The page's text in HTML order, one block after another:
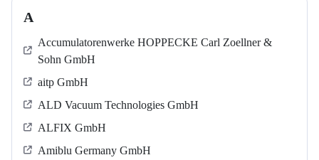
A
Accumulatorenwerke HOPPECKE Carl Zoellner &
Sohn GmbH
aitp GmbH
ALD Vacuum Technologies GmbH
ALFIX GmbH
Amiblu Germany GmbH